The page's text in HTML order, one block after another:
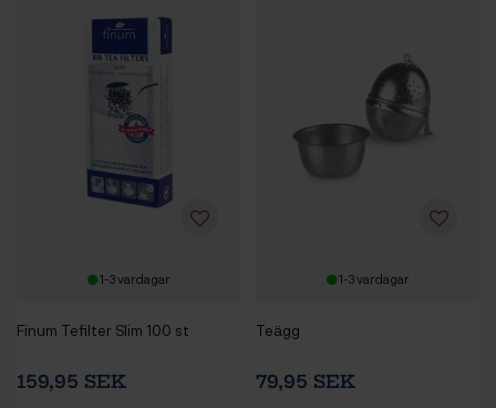
1-3 vardagar
Finum Tefilter Slim 100 st
159,95 SEK
1-3 vardagar
Teägg
79,95 SEK